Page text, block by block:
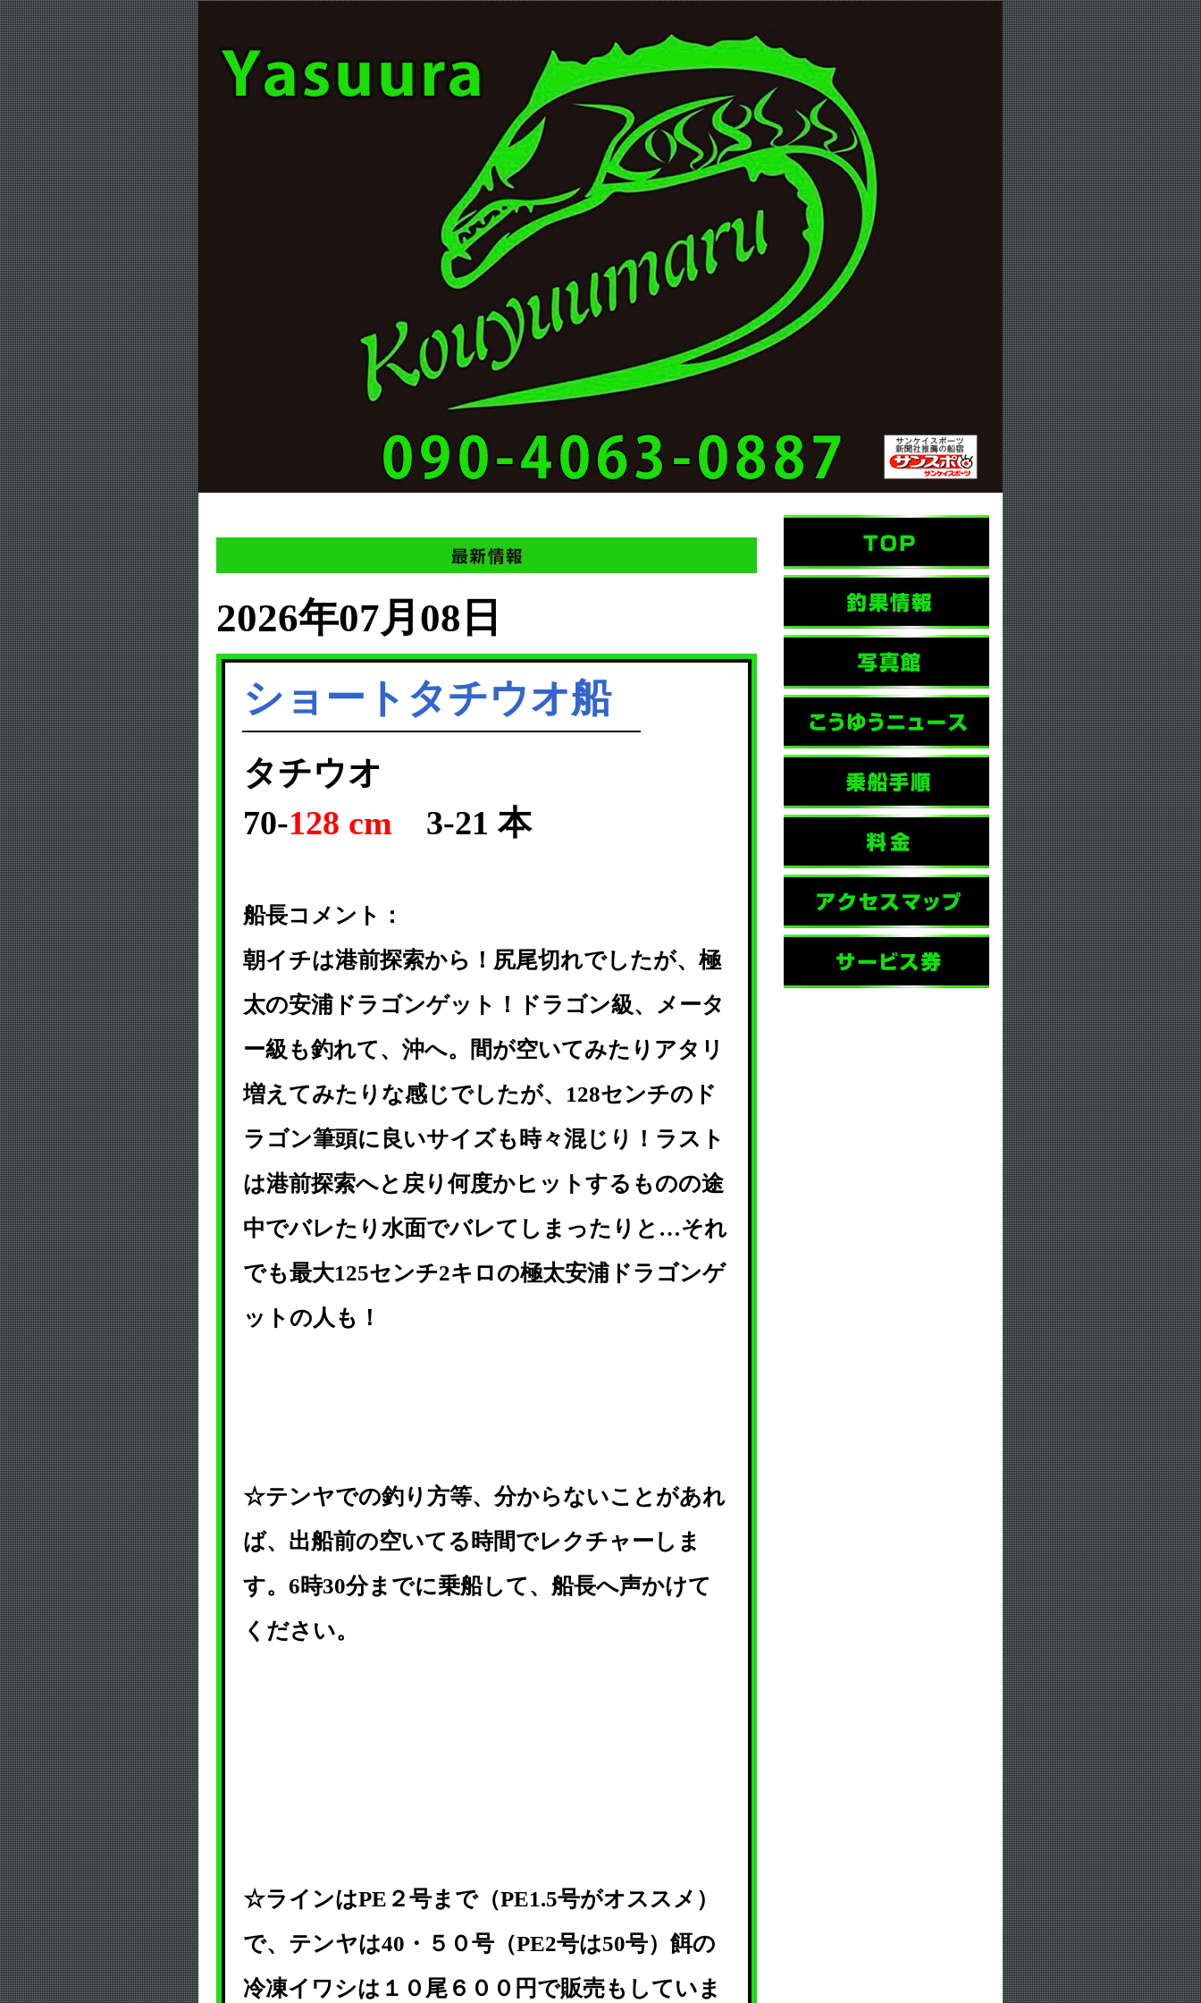
2026年07月08日
ショートタチウオ船
タチウオ
70-128 cm 3-21 本
船長コメント：
朝イチは港前探索から！尻尾切れでしたが、極
太の安浦ドラゴンゲット！ドラゴン級、メータ
ー級も釣れて、沖へ。間が空いてみたりアタリ
増えてみたりな感じでしたが、128センチのド
ラゴン筆頭に良いサイズも時々混じり！ラスト
は港前探索へと戻り何度かヒットするものの途
中でバレたり水面でバレてしまったりと…それ
でも最大125センチ2キロの極太安浦ドラゴンゲ
ットの人も！
☆テンヤでの釣り方等、分からないことがあれ
ば、出船前の空いてる時間でレクチャーしま
す。6時30分までに乗船して、船長へ声かけて
ください。
☆ラインはPE２号まで（PE1.5号がオススメ）
で、テンヤは40・５０号（PE2号は50号）餌の
冷凍イワシは１０尾６００円で販売もしていま